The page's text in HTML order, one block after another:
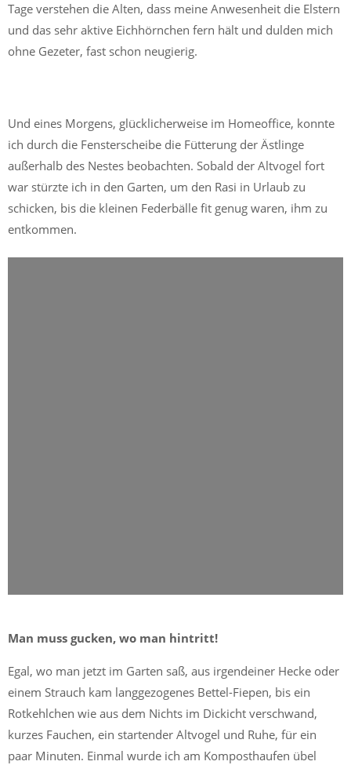
Tage verstehen die Alten, dass meine Anwesenheit die Elstern
und das sehr aktive Eichhörnchen fern hält und dulden mich
ohne Gezeter, fast schon neugierig.
Und eines Morgens, glücklicherweise im Homeoffice, konnte
ich durch die Fensterscheibe die Fütterung der Ästlinge
außerhalb des Nestes beobachten. Sobald der Altvogel fort
war stürzte ich in den Garten, um den Rasi in Urlaub zu
schicken, bis die kleinen Federbälle fit genug waren, ihm zu
entkommen.
Man muss gucken, wo man hintritt!
Egal, wo man jetzt im Garten saß, aus irgendeiner Hecke oder
einem Strauch kam langgezogenes Bettel-Fiepen, bis ein
Rotkehlchen wie aus dem Nichts im Dickicht verschwand,
kurzes Fauchen, ein startender Altvogel und Ruhe, für ein
paar Minuten. Einmal wurde ich am Komposthaufen übel